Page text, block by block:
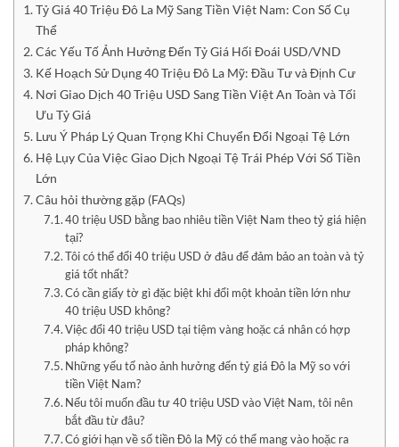
Tỷ Giá 40 Triệu Đô La Mỹ Sang Tiền Việt Nam: Con Số Cụ
Thể
Các Yếu Tố Ảnh Hưởng Đến Tỷ Giá Hối Đoái USD/VND
Kế Hoạch Sử Dụng 40 Triệu Đô La Mỹ: Đầu Tư và Định Cư
Nơi Giao Dịch 40 Triệu USD Sang Tiền Việt An Toàn và Tối
Ưu Tỷ Giá
Lưu Ý Pháp Lý Quan Trọng Khi Chuyển Đổi Ngoại Tệ Lớn
Hệ Lụy Của Việc Giao Dịch Ngoại Tệ Trái Phép Với Số Tiền
Lớn
Câu hỏi thường gặp (FAQs)
40 triệu USD bằng bao nhiêu tiền Việt Nam theo tỷ giá hiện
tại?
Tôi có thể đổi 40 triệu USD ở đâu để đảm bảo an toàn và tỷ
giá tốt nhất?
Có cần giấy tờ gì đặc biệt khi đổi một khoản tiền lớn như
40 triệu USD không?
Việc đổi 40 triệu USD tại tiệm vàng hoặc cá nhân có hợp
pháp không?
Những yếu tố nào ảnh hưởng đến tỷ giá Đô la Mỹ so với
tiền Việt Nam?
Nếu tôi muốn đầu tư 40 triệu USD vào Việt Nam, tôi nên
bắt đầu từ đâu?
Có giới hạn về số tiền Đô la Mỹ có thể mang vào hoặc ra